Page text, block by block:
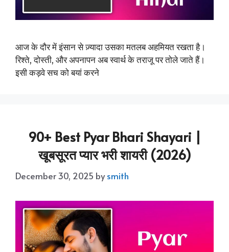
आज के दौर में इंसान से ज़्यादा उसका मतलब अहमियत रखता है।
रिश्ते, दोस्ती, और अपनापन अब स्वार्थ के तराजू पर तोले जाते हैं।
इसी कड़वे सच को बयां करने
90+ Best Pyar Bhari Shayari |
खूबसूरत प्यार भरी शायरी (2026)
December 30, 2025 bysmith